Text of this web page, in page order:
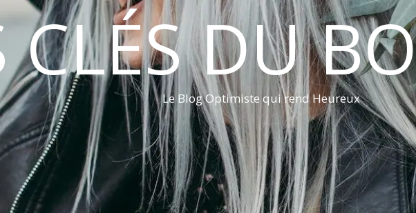
CLÉS DU
Le Blog Optimiste qui rend Heureux